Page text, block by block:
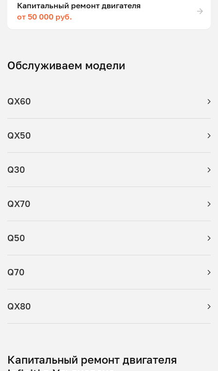
Капитальный ремонт двигателя
от 50 000 руб.
Обслуживаем модели
QX60
QX50
Q30
QX70
Q50
Q70
QX80
Капитальный ремонт двигателя